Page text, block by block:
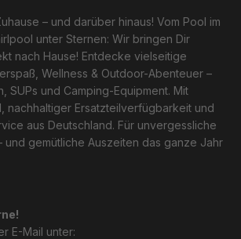
– und darüber hinaus! Vom Pool im
unter Sternen: Wir bringen Dir
nach Hause! Entdecke vielseitige
Wellness & Outdoor-Abenteuer –
SUPs und Camping-Equipment. Mit
nachhaltiger Ersatzteilverfügbarkeit und
aus Deutschland. Für unvergessliche
und gemütliche Auszeiten das ganze Jahr
E-Mail unter: